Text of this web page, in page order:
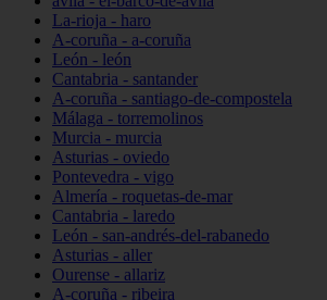
La-rioja - haro
A-coruña - a-coruña
León - león
Cantabria - santander
A-coruña - santiago-de-compostela
Málaga - torremolinos
Murcia - murcia
Asturias - oviedo
Pontevedra - vigo
Almería - roquetas-de-mar
Cantabria - laredo
León - san-andrés-del-rabanedo
Asturias - aller
Ourense - allariz
A-coruña - ribeira